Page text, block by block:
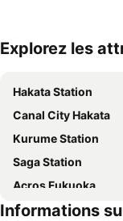
Explorez les
Hakata Station
Canal City Hakata
Kurume Station
Saga Station
Acros Fukuoka
Fukuoka Kokusai
Informations